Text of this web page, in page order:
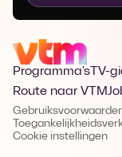
Programma's TV-
Route naar VTM
Cookie instellingen